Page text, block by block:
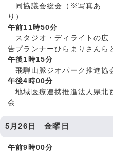
同協議会総会（※写真あ
り）
午前11時50分
スタジオ・ディライトの広
告プランナーひらまりさんら
午後1時15分
飛騨山脈ジオパーク推進協
午後4時00分
地域医療連携推進法人県北
会
5月26日 金曜日
午前9時00分